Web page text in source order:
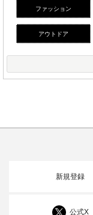
ファッション
アウトドア
新規登録
公式X